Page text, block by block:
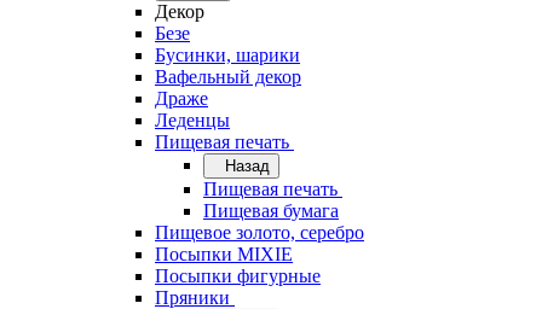
Декор
Безе
Бусинки, шарики
Вафельный декор
Драже
Леденцы
Пищевая печать
Назад
Пищевая печать
Пищевая бумага
Пищевое золото, серебро
Посыпки MIXIE
Посыпки фигурные
Пряники